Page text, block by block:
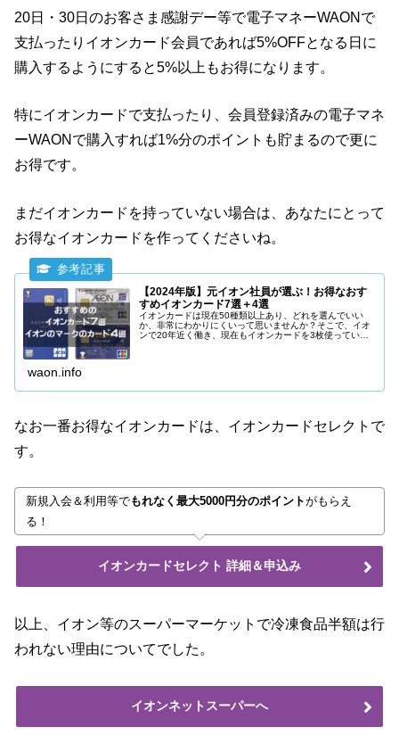
20日・30日のお客さま感謝デー等で電子マネーWAONで
支払ったりイオンカード会員であれば5%OFFとなる日に
購入するようにすると5%以上もお得になります。
特にイオンカードで支払ったり、会員登録済みの電子マネ
ーWAONで購入すれば1%分のポイントも貯まるので更に
お得です。
まだイオンカードを持っていない場合は、あなたにとって
お得なイオンカードを作ってくださいね。
【2024年版】元イオン社員が選ぶ！お得なおす
すめイオンカード7選＋4選
イオンカードは現在50種類以上あり、どれを選んでいい
か、非常にわかりにくいって思いませんか？そこで、イオ
ンで20年近く働き、現在もイオンカードを3枚使っている
waon.info
なお一番お得なイオンカードは、イオンカードセレクトで
す。
新規入会＆利用等でもれなく最大5000円分のポイントがもらえ
る！
イオンカードセレクト 詳細＆申込み
以上、イオン等のスーパーマーケットで冷凍食品半額は行
われない理由についてでした。
イオンネットスーパーへ